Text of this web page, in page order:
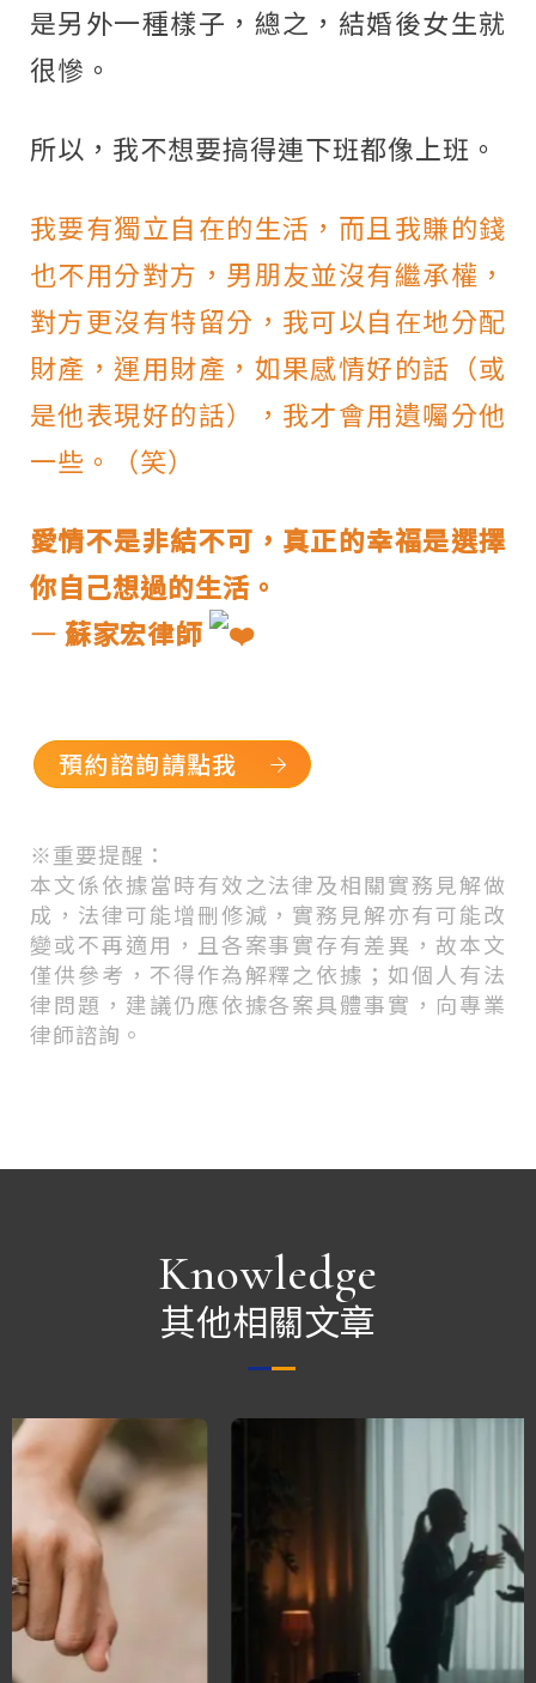
是另外一種樣子，總之，結婚後女生就
很慘。
所以，我不想要搞得連下班都像上班。
我要有獨立自在的生活，而且我賺的錢
也不用分對方，男朋友並沒有繼承權，
對方更沒有特留分，我可以自在地分配
財產，運用財產，如果感情好的話（或
是他表現好的話），我才會用遺囑分他
一些。（笑）
愛情不是非結不可，真正的幸福是選擇
你自己想過的生活。
— 蘇家宏律師
預約諮詢請點我
※重要提醒：
本文係依據當時有效之法律及相關實務見解做
成，法律可能增刪修減，實務見解亦有可能改
變或不再適用，且各案事實存有差異，故本文
僅供參考，不得作為解釋之依據；如個人有法
律問題，建議仍應依據各案具體事實，向專業
律師諮詢。
Knowledge
其他相關文章